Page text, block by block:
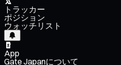
トラッカー
ポジション
ウォッチリスト
App
Gate Japanについて